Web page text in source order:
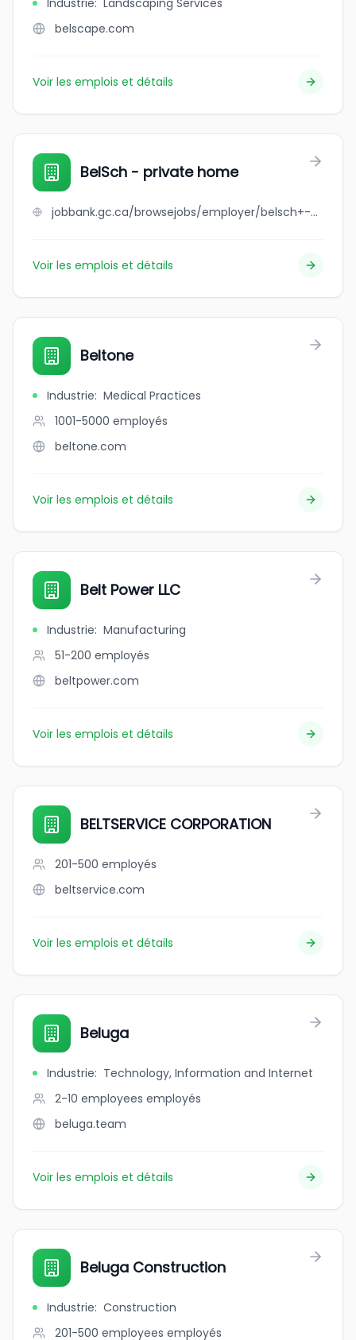
Industrie: Landscaping Services
belscape.com
Voir les emplois et détails
BelSch - private home
jobbank.gc.ca/browsejobs/employer/belsch+-+private+home/ca
Voir les emplois et détails
Beltone
Industrie: Medical Practices
1001-5000 employés
beltone.com
Voir les emplois et détails
Belt Power LLC
Industrie: Manufacturing
51-200 employés
beltpower.com
Voir les emplois et détails
BELTSERVICE CORPORATION
201-500 employés
beltservice.com
Voir les emplois et détails
Beluga
Industrie: Technology, Information and Internet
2-10 employees employés
beluga.team
Voir les emplois et détails
Beluga Construction
Industrie: Construction
201-500 employees employés